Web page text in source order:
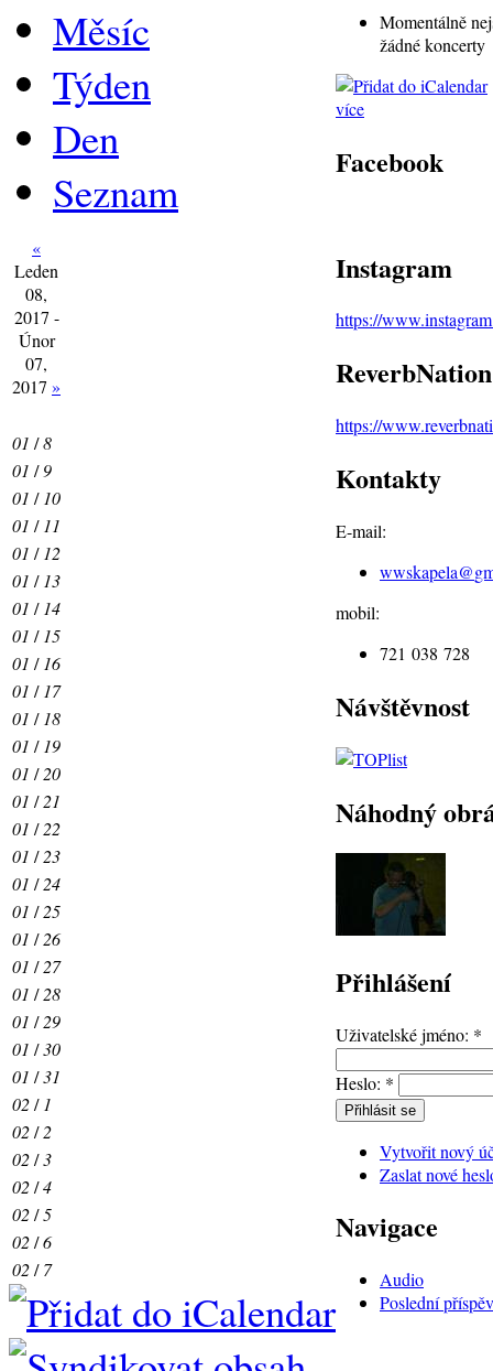
Měsíc
Týden
Den
Seznam
«
Leden
08,
2017 -
Únor
07,
2017 »
01 /8
01 /9
01 / 10
01 / 11
01 / 12
01 / 13
01 / 14
01 / 15
01 / 16
01 / 17
01 / 18
01 / 19
01 /20
01 /21
01 /22
01 /23
01 /24
01 /25
01 /26
01 /27
01 /28
01 /29
01 /30
01 /31
02/ 1
02/2
02/3
02/4
02/5
02/6
02/7
Momentálně
žádné koncerty
více
Facebook
Instagram
https://
ReverbNation
https://
Kontakty
E-mail:
wwskapela@
mobil:
721 038 728
Návštěvnost
Náhodný
Přihlášení
Uživatelské jméno: *
Heslo: *
Vytvořit nový
Zaslat nové
Navigace
Audio
Poslední